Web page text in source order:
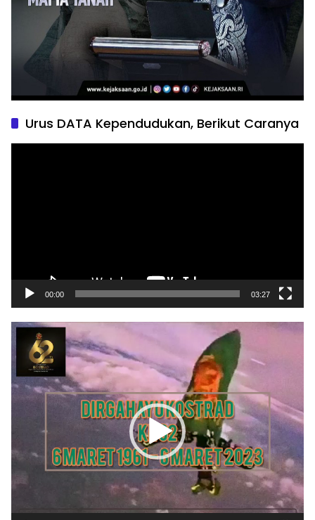
Urus DATA Kependudukan, Berikut Caranya
00:00 03:27
Pemutar
Video